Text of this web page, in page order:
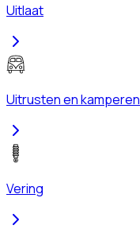
Uitlaat
Uitrusten en kamperen
Vering